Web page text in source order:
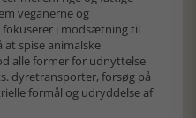
veganerne og
i modsætning til
spise animalske
alle former for udnyttelse
dyretransporter, forsøg på
formål og udryddelse af